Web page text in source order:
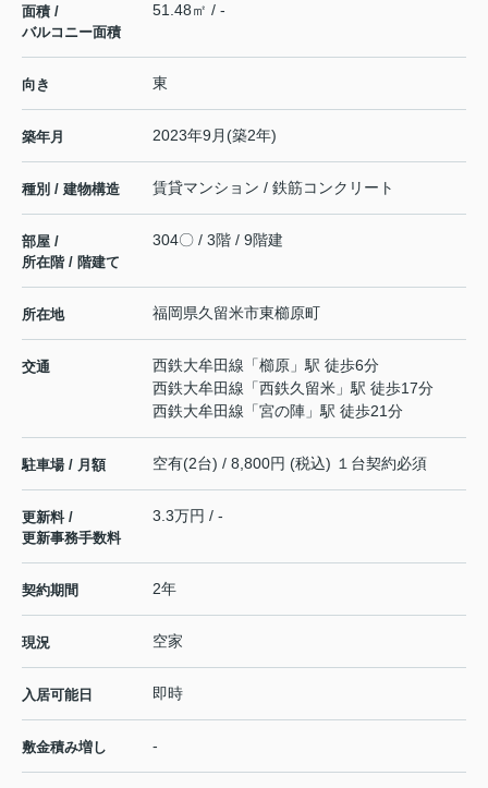
面積 /
バルコニー面積
51.48㎡ / -
向き 東
築年月 2023年9月(築2年)
種別 / 建物構造 賃貸マンション / 鉄筋コンクリート
部屋 /
所在階 / 階建て
304〇 / 3階 / 9階建
所在地 福岡県久留米市東櫛原町
交通 西鉄大牟田線 「櫛原 」駅 徒歩6分
西鉄大牟田線 「西鉄久留米 」駅 徒歩17分
西鉄大牟田線 「宮の陣 」駅 徒歩21分
駐車場 / 月額 空有(2台) / 8,800円 (税込) １台契約必須
更新料 /
更新事務手数料
3.3万円 / -
契約期間 2年
現況 空家
入居可能日 即時
敷金積み増し -